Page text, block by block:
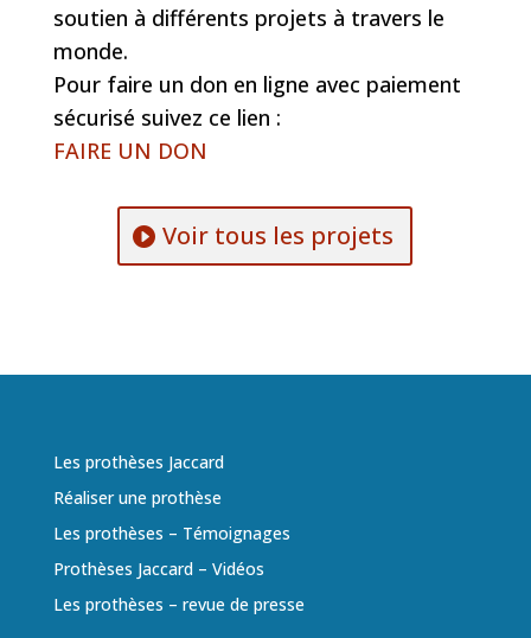
soutien à différents projets à travers le
monde.
Pour faire un don en ligne avec paiement
sécurisé suivez ce lien :
FAIRE UN DON
Voir tous les projets
Les prothèses Jaccard
Réaliser une prothèse
Les prothèses – Témoignages
Prothèses Jaccard – Vidéos
Les prothèses – revue de presse